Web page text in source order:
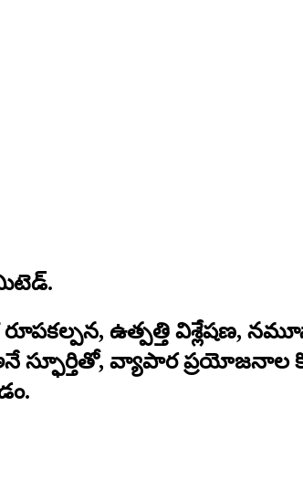
ఉత్పత్తి
వ్యాపార ప్రయోజనాల